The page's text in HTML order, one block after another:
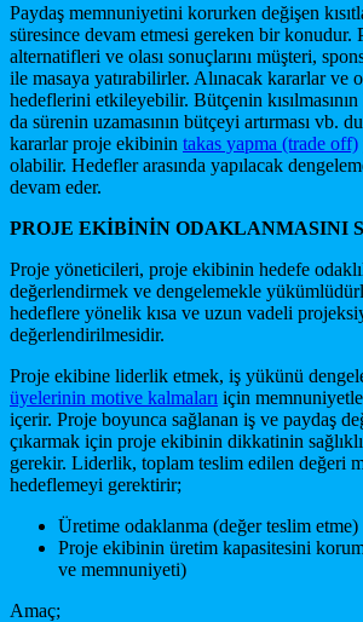
Paydaş memnuniyetini korurken değişen
süresince devam etmesi gereken bir konudur.
alternatifleri ve olası sonuçlarını müşteri,
ile masaya yatırabilirler. Alınacak kararlar ve
hedeflerini etkileyebilir. Bütçenin kısılmasının
da sürenin uzamasının bütçeyi artırması vb.
kararlar proje ekibinin takas yapma (trade off)
olabilir. Hedefler arasında yapılacak
devam eder.
PROJE EKİBİNİN ODAKLANMASINI
Proje yöneticileri, proje ekibinin hedefe
değerlendirmek ve dengelemekle
hedeflere yönelik kısa ve uzun vadeli
değerlendirilmesidir.
Proje ekibine liderlik etmek, iş yükünü
üyelerinin motive kalmaları için
içerir. Proje boyunca sağlanan iş ve paydaş
çıkarmak için proje ekibinin dikkatinin
gerekir. Liderlik, toplam teslim edilen değeri
hedeflemeyi gerektirir;
Üretime odaklanma (değer teslim etme)
Proje ekibinin üretim kapasitesini
ve memnuniyeti)
Amaç;